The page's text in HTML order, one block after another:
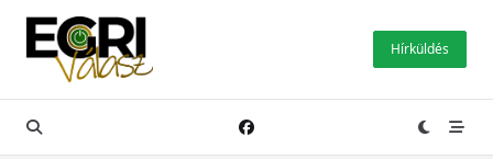
Skip
content
Hírküldés